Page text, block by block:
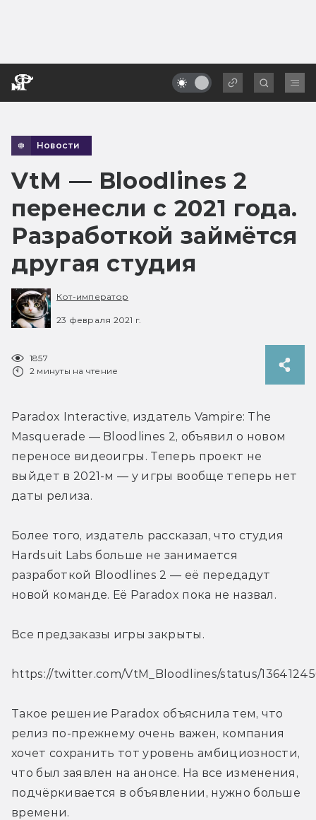
Новости
VtM — Bloodlines 2
перенесли с 2021 года.
Разработкой займётся
другая студия
Кот-император
23 февраля 2021 г.
1857
2 минуты на чтение
Paradox Interactive, издатель Vampire: The
Masquerade — Bloodlines 2, объявил о новом
переносе видеоигры. Теперь проект не
выйдет в 2021-м — у игры вообще теперь нет
даты релиза.
Более того, издатель рассказал, что студия
Hardsuit Labs больше не занимается
разработкой Bloodlines 2 — её передадут
новой команде. Её Paradox пока не назвал.
Все предзаказы игры закрыты.
https://twitter.com/VtM_Bloodlines/status/
Такое решение Paradox объяснила тем, что
релиз по-прежнему очень важен, компания
хочет сохранить тот уровень амбициозности,
что был заявлен на анонсе. На все изменения,
подчёркивается в объявлении, нужно больше
времени.